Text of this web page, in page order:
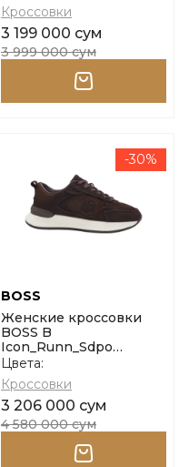
Кроссовки
3 199 000 сум
3 999 000 сум
-30%
BOSS
Женские кроссовки
BOSS B
Icon_Runn_Sdpo
размер 37
Цвета:
Кроссовки
3 206 000 сум
4 580 000 сум